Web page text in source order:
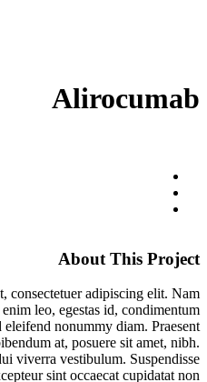
Alirocumab
About This Project
consectetuer adipiscing elit. Nam
leo, egestas id, condimentum
eleifend nonummy diam. Praesent
at, posuere sit amet, nibh.
viverra vestibulum. Suspendisse
sint occaecat cupidatat non